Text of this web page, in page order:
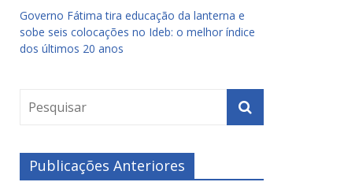
Governo Fátima tira educação da lanterna e
sobe seis colocações no Ideb: o melhor índice
dos últimos 20 anos
Publicações Anteriores